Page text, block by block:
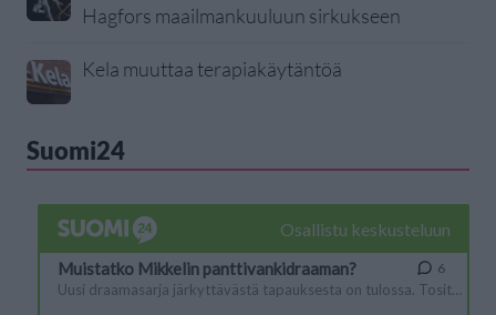
Hagfors maailmankuuluun sirkukseen
Kela muuttaa terapiakäytäntöä
Suomi24